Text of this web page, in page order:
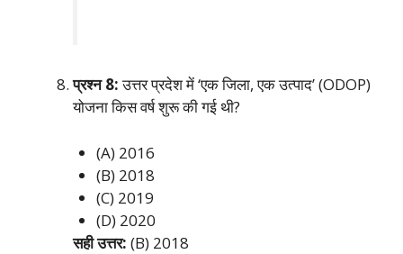
प्रश्न 8:उत्तर प्रदेश में ‘एक जिला, एक उत्पाद’ (ODOP)
योजना किस वर्ष शुरू की गई थी?
(A) 2016
(B) 2018
(C) 2019
(D) 2020
सही उत्तर: (B) 2018